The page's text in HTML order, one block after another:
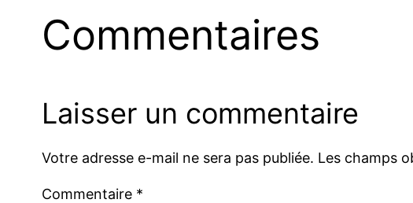
Commentaires
Laisser un commentaire
Votre adresse e-mail ne sera pas publiée. Les champs
Commentaire *